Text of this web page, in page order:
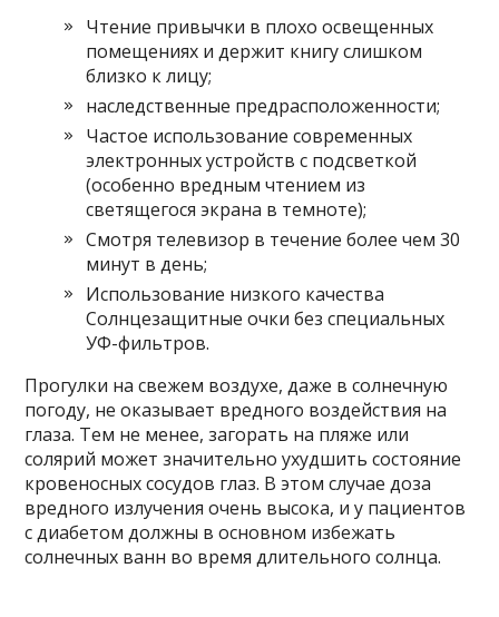
Чтение привычки в плохо освещенных
помещениях и держит книгу слишком
близко к лицу;
наследственные предрасположенности;
Частое использование современных
электронных устройств с подсветкой
(особенно вредным чтением из
светящегося экрана в темноте);
Смотря телевизор в течение более чем 30
минут в день;
Использование низкого качества
Солнцезащитные очки без специальных
УФ-фильтров.
Прогулки на свежем воздухе, даже в солнечную
погоду, не оказывает вредного воздействия на
глаза. Тем не менее, загорать на пляже или
солярий может значительно ухудшить состояние
кровеносных сосудов глаз. В этом случае доза
вредного излучения очень высока, и у пациентов
с диабетом должны в основном избежать
солнечных ванн во время длительного солнца.